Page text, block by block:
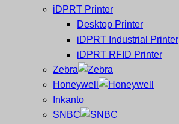
iDPRT Printer
Desktop Printer
iDPRT Industrial Printer
iDPRT RFID Printer
Zebra
Honeywell
Inkanto
SNBC